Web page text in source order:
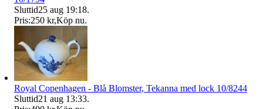
Sluttid25 aug 19:18.
Pris:250 kr,Köp nu.
Royal Copenhagen - Blå Blomster, Tekanna med lock 10/8244
Sluttid21 aug 13:33.